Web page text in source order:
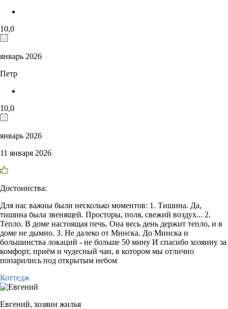
10,0
январь 2026
Петр
10,0
январь 2026
11 января 2026
Достоинства:
Для нас важны были несколько моментов: 1. Тишина. Да,
тишина была звенящей. Просторы, поля, свежий воздух... 2.
Тепло. В доме настоящая печь. Она весь день держит тепло, и в
доме не дымно. 3. Не далеко от Минска. До Минска и
большинства локаций - не больше 50 мину И спасибо хозяину за
комфорт, приём и чудесный чан, в котором мы отлично
попарились под открытым небом
Коттедж
Евгений, хозяин жилья